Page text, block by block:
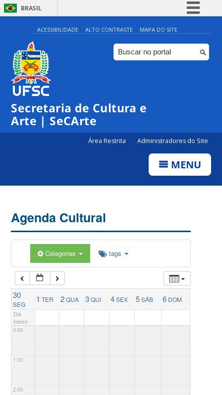
BRASIL
Simplifique!
Comunica BR
Participe
ACESSIBILIDADE ALTO CONTRASTE MAPA DO SITE
Secretaria de Cultura e
Arte | SeCArte
Área Restrita Administradores do Site
MENU
Agenda Cultural
Categorias tags
30
SEG
1 TER 2QUA 3QUI 4SEX 5SÁB 6 DOM
Dia
inteiro
0:00
1:00
2:00